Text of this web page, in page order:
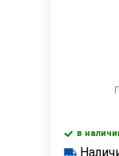
в наличии
в